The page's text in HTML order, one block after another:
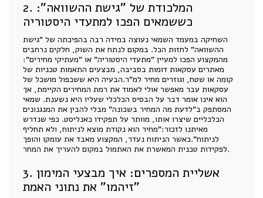
2. המלכודת של "גישת ההשוואה":
כששמאים הפכו למתעדי היסטוריה
השחיקה במעמד השמאי נעוצה במידה רבה בהפיכתה של "גישת
ההשוואה" לחזות הכל. במקום לנתח את השוק, חלקים נרחבים
מהמקצוע הפכו למעיין "מתעדי היסטוריה" או "מעתיקי מחירים":
מאתרים עסקאות דומות בסביבה, מבצעים התאמות טכניות של
קומה או שטח, וגוזרים מחיר למ"ר.הבעיה היא ששכפול מושכל של
עסקאות עבר מאפשר אולי לאמוד את רמת המחירים הקיימת, אך
הוא אינו אומר דבר על הבסיס הכלכלי שעליו היא נשענת. שמאי
המסתפק ב"לדעת מה המחיר בשכונה" מבלי להבין את המנגנונים
הכלכליים שיצרו אותו, מוותר על תפקידו כאנליסט. כפי שנדרש
מאיתנו לזכור:"מחיר הוא נקודת מוצא לניתוח, ולא תחליף
לניתוח".כאשר הניתוח נעדר, המקצוע מאבד את עומקו והופך
לפקידות טכנית המאשרת את האתמול במקום להעריך את המחר.
3. אשליית המספרים: איך מבצעי המימון
"זיהמו" את נתוני האמת